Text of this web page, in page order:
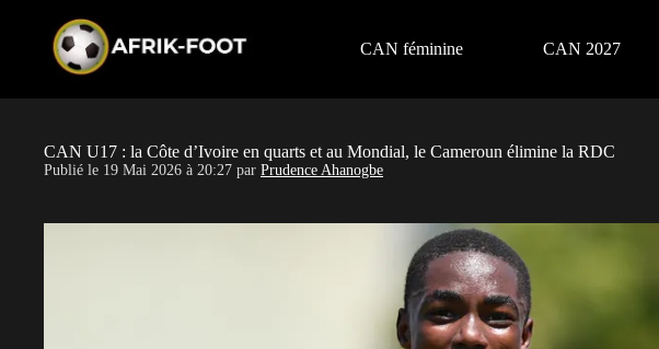
CAN féminine CAN 2027
CAN U17 : la Côte d’Ivoire en quarts et au Mondial, le Cameroun élimine la RDC
Publié le 19 Mai 2026 à 20:27 par Prudence Ahanogbe